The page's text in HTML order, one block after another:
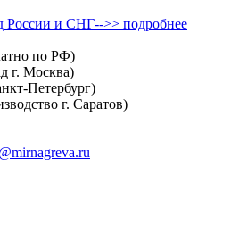
России и СНГ-->> подробнее
по РФ)
г. Москва)
Петербург)
г. Саратов)